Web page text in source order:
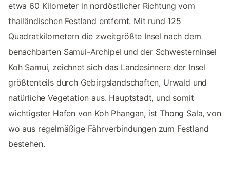
etwa 60 Kilometer in nordöstlicher Richtung vom
thailändischen Festland entfernt. Mit rund 125
Quadratkilometern die zweitgrößte Insel nach dem
benachbarten Samui-Archipel und der Schwesterninsel
Koh Samui, zeichnet sich das Landesinnere der Insel
größtenteils durch Gebirgslandschaften, Urwald und
natürliche Vegetation aus. Hauptstadt, und somit
wichtigster Hafen von Koh Phangan, ist Thong Sala, von
wo aus regelmäßige Fährverbindungen zum Festland
bestehen.